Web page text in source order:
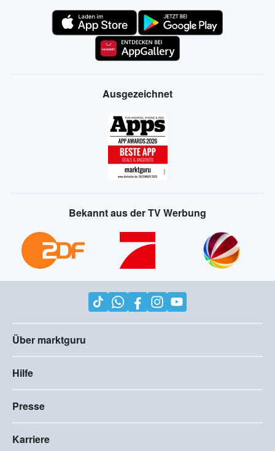
Ausgezeichnet
Bekannt aus der TV Werbung
Über marktguru
Hilfe
Presse
Karriere